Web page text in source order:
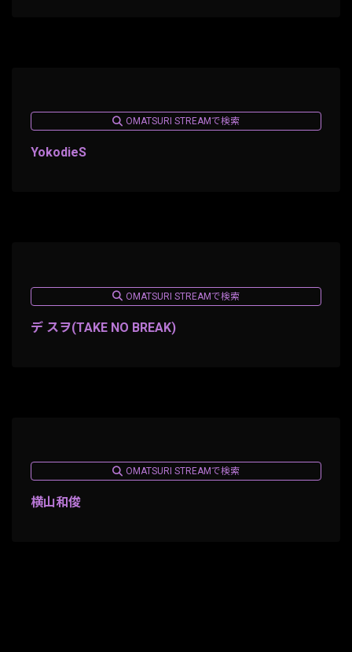
OMATSURI STREAMで検索
YokodieS
OMATSURI STREAMで検索
デ スヲ(TAKE NO BREAK)
OMATSURI STREAMで検索
横山和俊